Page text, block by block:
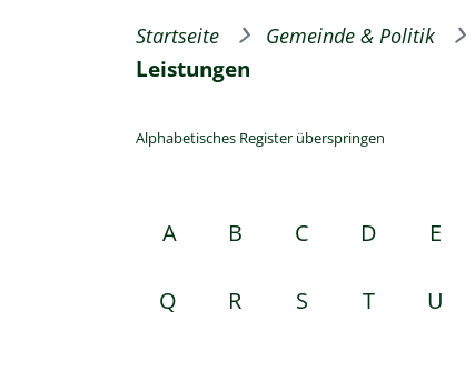
Startseite Gemeinde & Politik
Leistungen
Alphabetisches Register überspringen
A B C D E
Q R S T U